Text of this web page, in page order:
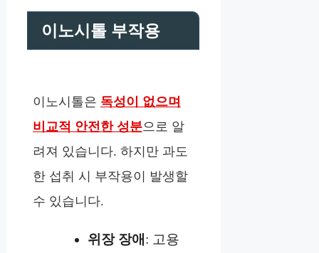
이노시톨 부작용
이노시톨은 독성이 없으며
비교적 안전한 성분으로 알
려져 있습니다. 하지만 과도
한 섭취 시 부작용이 발생할
수 있습니다.
위장 장애 : 고용